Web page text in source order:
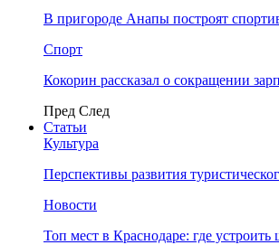
В пригороде Анапы построят
Спорт
Кокорин рассказал о сокращении
Пред След
Статьи
Культура
Перспективы развития
Новости
Топ мест в Краснодаре: где